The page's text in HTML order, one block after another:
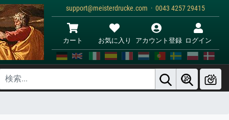
support@meisterdrucke.com · 0043 4257 29415
カート お気に入り アカウント登録 ログイン